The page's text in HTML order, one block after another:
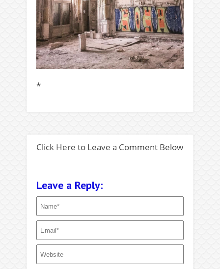
*
Click Here to Leave a Comment Below
Leave a Reply: